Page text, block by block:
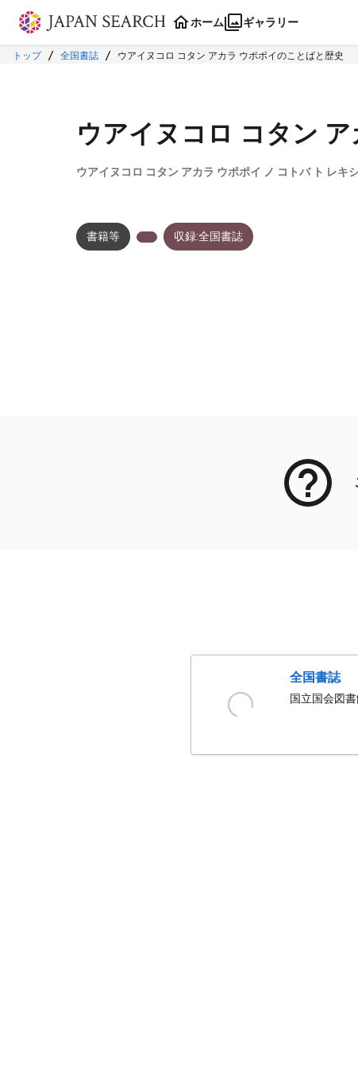
本文に飛ぶ
ホーム ギャラリー
トップ 全国書誌 ウアイヌコロ コタン アカラ ウポポイのことばと歴史
ウアイヌコロ コタン
ウアイヌコロ コタン アカラ ウポポイ ノ コトバ ト レキ
書籍等 収録:全国書誌
全国書誌
国立国会図